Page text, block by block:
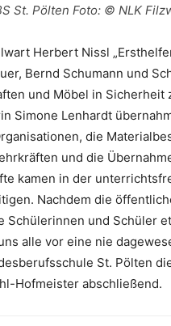
St. Pölten Foto: © NLK
Herbert Nissl
Bernd Schumann und
und Möbel in
Simone Lenhardt
die
und die
kamen in der
Nachdem die
Schülerinnen und Schüler
alle vor eine nie
St. Pölten
Hofmeister abschließend.